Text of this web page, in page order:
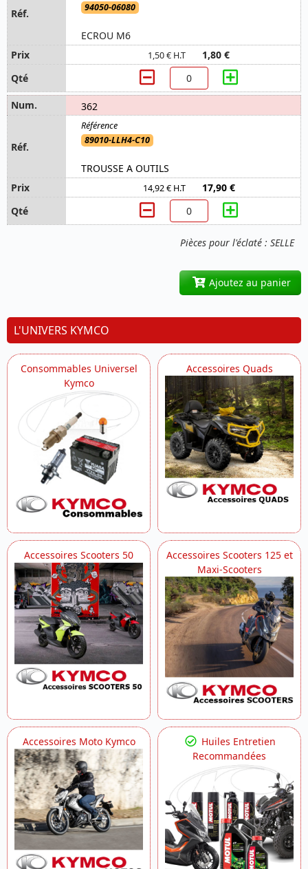
Pièces pour l'éclaté : SELLE
94050-06080
ECROU M6
1,50 € H.T 1,80 €
362
89010-LLH4-C10
TROUSSE A OUTILS
14,92 € H.T 17,90 €
Ajoutez au panier
L'UNIVERS KYMCO
Consommables Universel
Kymco
Accessoires Quads
Accessoires Scooters 50
Accessoires Scooters 125 et
Maxi-Scooters
Accessoires Moto Kymco
Huiles Entretien
Recommandées